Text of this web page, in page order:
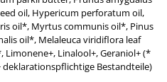
oil, Hypericum perforatum oil,
oil*, Myrtus communis oil*, Pinus
oil*, Melaleuca viridiflora leaf
Linalool+, Geraniol+ (*
deklarationspflichtige Bestandteile)